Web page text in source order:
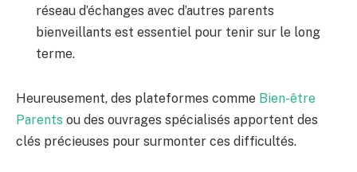
réseau d’échanges avec d’autres parents
bienveillants est essentiel pour tenir sur le long
terme.
Heureusement, des plateformes comme Bien-être
Parents ou des ouvrages spécialisés apportent des
clés précieuses pour surmonter ces difficultés.